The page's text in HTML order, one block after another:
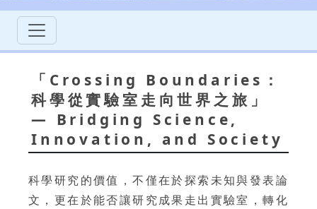
「Crossing Boundaries：
科學從實驗室走向世界之旅」
— Bridging Science,
Innovation, and Society
科學研究的價值，不僅在於探索未知與發表論
文，更在於能否讓研究成果走出實驗室，轉化